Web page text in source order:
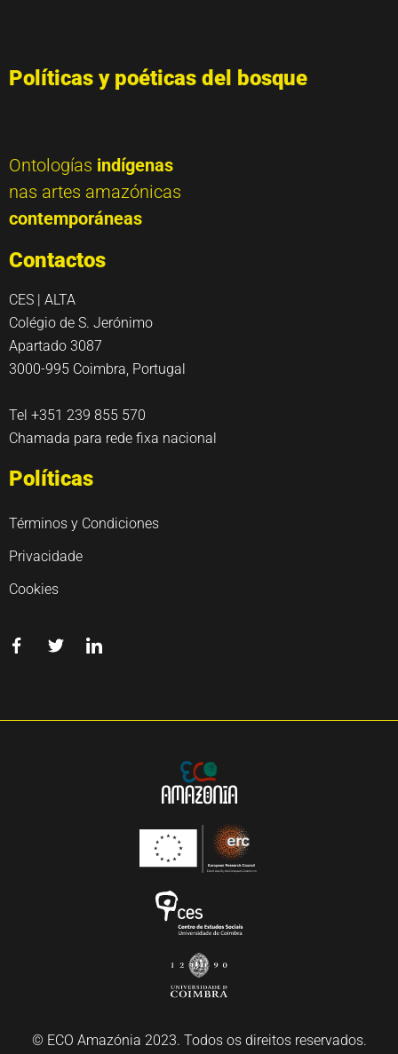
Políticas y poéticas del bosque
Ontologías indígenas
nas artes amazónicas
contemporáneas
Contactos
CES | ALTA
Colégio de S. Jerónimo
Apartado 3087
3000-995 Coimbra, Portugal
Tel +351 239 855 570
Chamada para rede fixa nacional
Políticas
Términos y Condiciones
Privacidade
Cookies
© ECO Amazónia 2023. Todos os direitos reservados.